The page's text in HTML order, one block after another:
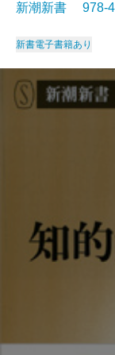
新潮新書 978-
新書電子書籍あり